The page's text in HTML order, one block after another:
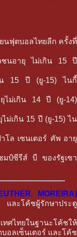
นฟุตบอลไทยลีก ครั้งที่
ชนอายุ ไม่เกิน 15 ปี
กิน 15 ปี (ยู-15) ไนกี้
ยุไม่เกิน 14 ปี (ยู-14)
ม่เกิน 15 ปี (ยู-15) ไน
โล เซนเตอร์ คัพ อายุ
มป์ซีรีส์ บี ของรัฐเซา
MOREIRA)
โค้ชผู้รักษาประตู
ทศไทยในฐานะโค้ชให้
อลเซ็นเตอร์ และโค้ช